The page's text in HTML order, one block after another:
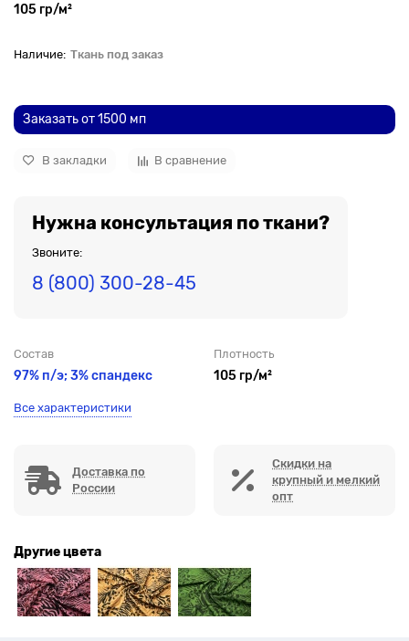
105 гр/м²
Ткань под заказ
Заказать от 1500 мп
В закладки В сравнение
Нужна консультация по ткани?
Звоните:
8 (800) 300-28-45
Состав
97% п/э; 3% спандекс
Плотность
105 гр/м²
Все характеристики
Доставка по
России
Скидки на
крупный и мелкий
опт
Другие цвета